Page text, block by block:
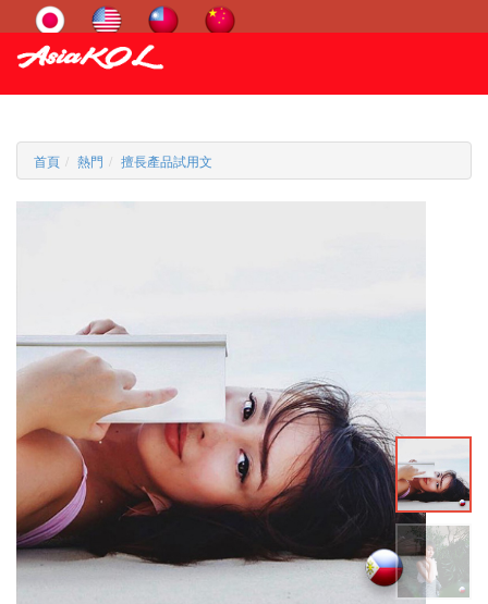
首頁 熱門 擅長產品試用文